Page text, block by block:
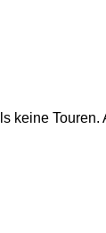
keine Touren.